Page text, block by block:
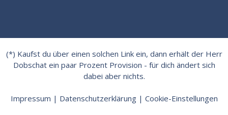
(*) Kaufst du über einen solchen Link ein, dann erhält der Herr
Dobschat ein paar Prozent Provision - für dich ändert sich
dabei aber nichts.
Impressum | Datenschutzerklärung| Cookie-Einstellungen